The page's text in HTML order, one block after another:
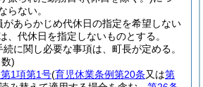
らない。
があらかじめ代休日の指定を希望しない
、代休日を指定しないものとする。
に関し必要な事項は、町長が定める。
)
1項第1号(育児休業条例第20条又は第